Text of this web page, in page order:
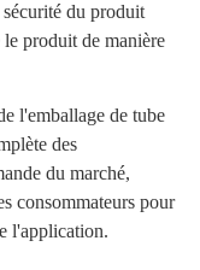
sécurité du produit
produit de manière
l'emballage de tube
des
du marché,
consommateurs pour
l'application.